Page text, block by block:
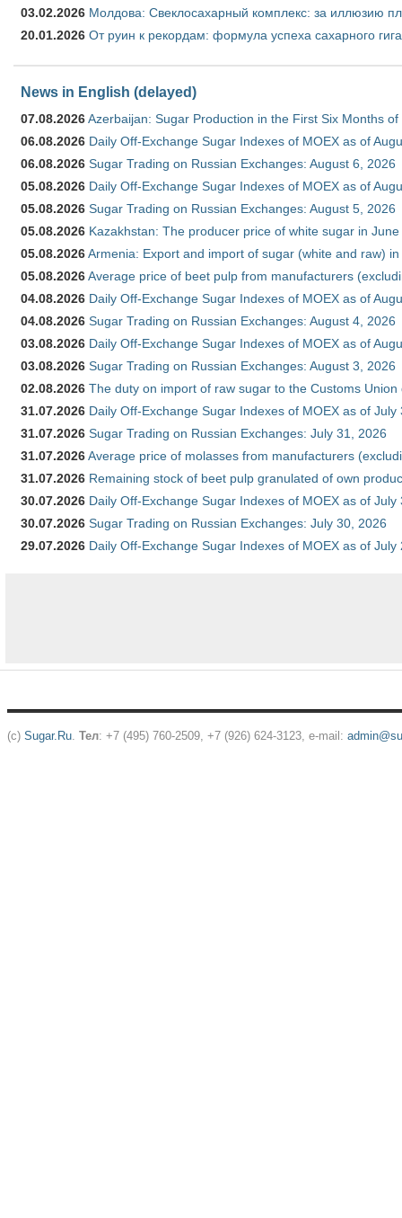
03.02.2026 Молдова: Свеклосахарный комплекс: за иллюзию
20.01.2026 От руин к рекордам: формула успеха сахарного
News in English (delayed)
07.08.2026Azerbaijan: Sugar Production in the First Six Months of
06.08.2026 Daily Off-Exchange Sugar Indexes of MOEX as of
06.08.2026 Sugar Trading on Russian Exchanges: August 6, 2026
05.08.2026 Daily Off-Exchange Sugar Indexes of MOEX as of
05.08.2026 Sugar Trading on Russian Exchanges: August 5, 2026
05.08.2026 Kazakhstan: The producer price of white sugar in
05.08.2026Armenia: Export and import of sugar (white and raw)
05.08.2026Average price of beet pulp from manufacturers
04.08.2026 Daily Off-Exchange Sugar Indexes of MOEX as of
04.08.2026 Sugar Trading on Russian Exchanges: August 4, 2026
03.08.2026 Daily Off-Exchange Sugar Indexes of MOEX as of
03.08.2026 Sugar Trading on Russian Exchanges: August 3, 2026
02.08.2026 The duty on import of raw sugar to the Customs
31.07.2026 Daily Off-Exchange Sugar Indexes of MOEX as of July
31.07.2026 Sugar Trading on Russian Exchanges: July 31, 2026
31.07.2026Average price of molasses from manufacturers
31.07.2026 Remaining stock of beet pulp granulated of own
30.07.2026 Daily Off-Exchange Sugar Indexes of MOEX as of July
30.07.2026 Sugar Trading on Russian Exchanges: July 30, 2026
29.07.2026 Daily Off-Exchange Sugar Indexes of MOEX as of July
(c) Sugar.Ru. Тел: +7 (495) 760-2509, +7 (926) 624-3123, e-mail: